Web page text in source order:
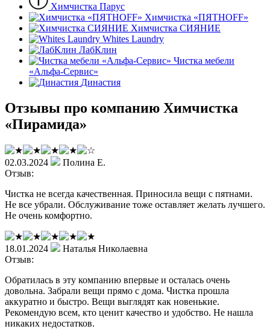
Химчистка Парус
Химчистка «ПЯТНOFF»
Химчистка СИЯНИЕ
Whites Laundry
ЛабКлин
Чистка мебели
«Альфа-Сервис»
Династия
Отзывы про компанию Химчистка
«Пирамида»
02.03.2024
Полина Е.
Отзыв:
Чистка не всегда качественная. Приносила вещи с пятнами.
Не все убрали. Обслуживание тоже оставляет желать лучшего.
Не очень комфортно.
18.01.2024
Наталья Николаевна
Отзыв:
Обратилась в эту компанию впервые и осталась очень
довольна. Забрали вещи прямо с дома. Чистка прошла
аккуратно и быстро. Вещи выглядят как новенькие.
Рекомендую всем, кто ценит качество и удобство. Не нашла
никаких недостатков.